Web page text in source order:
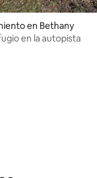
4.95 de 5, 38 reseñas
en Bethany
en la autopista